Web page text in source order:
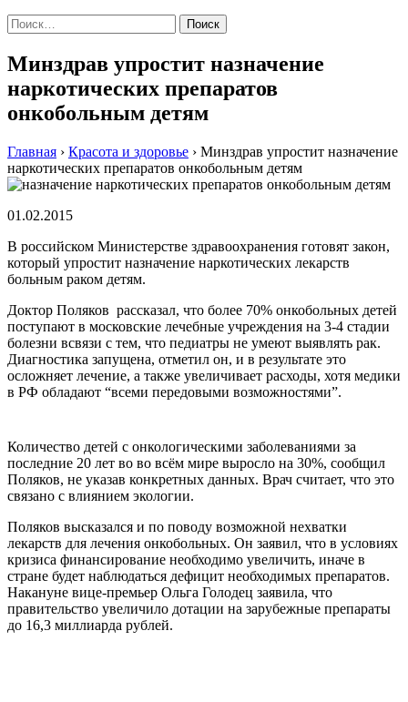
Найти:
Минздрав упростит назначение
наркотических препаратов
онкобольным детям
Главная › Красота и здоровье › Минздрав упростит назначение
наркотических препаратов онкобольным детям
01.02.2015
В российском Министерстве здравоохранения готовят закон,
который упростит назначение наркотических лекарств
больным раком детям.
Доктор Поляков рассказал, что более 70% онкобольных детей
поступают в московские лечебные учреждения на 3-4 стадии
болезни всвязи с тем, что педиатры не умеют выявлять рак.
Диагностика запущена, отметил он, и в результате это
осложняет лечение, а также увеличивает расходы, хотя медики
в РФ обладают “всеми передовыми возможностями”.
Количество детей с онкологическими заболеваниями за
последние 20 лет во во всём мире выросло на 30%, сообщил
Поляков, не указав конкретных данных. Врач считает, что это
связано с влиянием экологии.
Поляков высказался и по поводу возможной нехватки
лекарств для лечения онкобольных. Он заявил, что в условиях
кризиса финансирование необходимо увеличить, иначе в
стране будет наблюдаться дефицит необходимых препаратов.
Накануне вице-премьер Ольга Голодец заявила, что
правительство увеличило дотации на зарубежные препараты
до 16,3 миллиарда рублей.